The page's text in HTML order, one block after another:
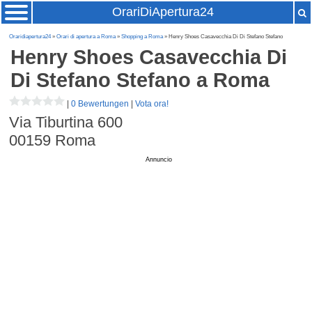
OrariDiApertura24
Oraridiapertura24»Orari di apertura a Roma»Shopping a Roma» Henry Shoes Casavecchia Di Di Stefano Stefano
Henry Shoes Casavecchia Di
Di Stefano Stefano a Roma
|0 Bewertungen |Vota ora!
Via Tiburtina 600
00159 Roma
Annuncio